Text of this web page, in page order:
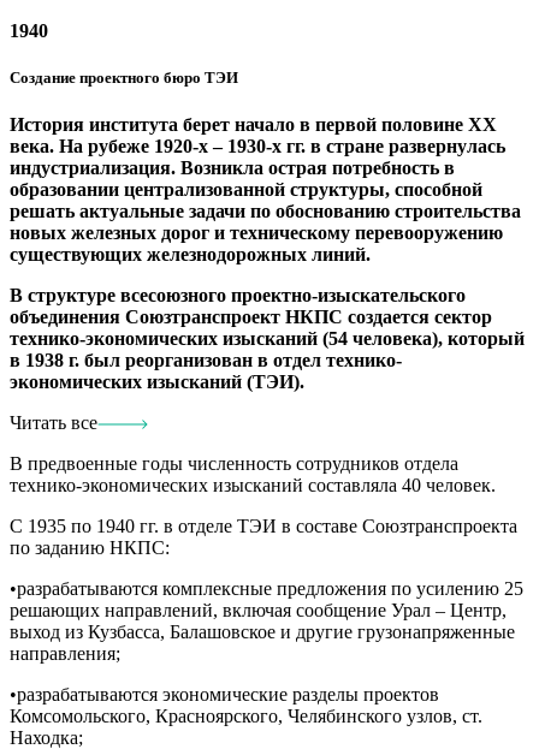
1940
Создание проектного бюро ТЭИ
История института берет начало в первой половине XX
века. На рубеже 1920-х – 1930-х гг. в стране развернулась
индустриализация. Возникла острая потребность в
образовании централизованной структуры, способной
решать актуальные задачи по обоснованию строительства
новых железных дорог и техническому перевооружению
существующих железнодорожных линий.
В структуре всесоюзного проектно-изыскательского
объединения Союзтранспроект НКПС создается сектор
технико-экономических изысканий (54 человека), который
в 1938 г. был реорганизован в отдел технико-
экономических изысканий (ТЭИ).
Читать все
В предвоенные годы численность сотрудников отдела
технико-экономических изысканий составляла 40 человек.
С 1935 по 1940 гг. в отделе ТЭИ в составе Союзтранспроекта
по заданию НКПС:
•разрабатываются комплексные предложения по усилению 25
решающих направлений, включая сообщение Урал – Центр,
выход из Кузбасса, Балашовское и другие грузонапряженные
направления;
•разрабатываются экономические разделы проектов
Комсомольского, Красноярского, Челябинского узлов, ст.
Находка;